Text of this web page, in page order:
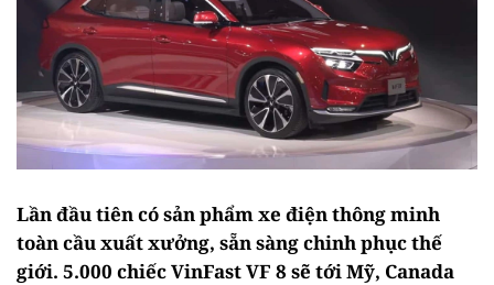
Lần đầu tiên có sản phẩm xe điện thông minh
toàn cầu xuất xưởng, sẵn sàng chinh phục thế
giới. 5.000 chiếc VinFast VF 8 sẽ tới Mỹ, Canada